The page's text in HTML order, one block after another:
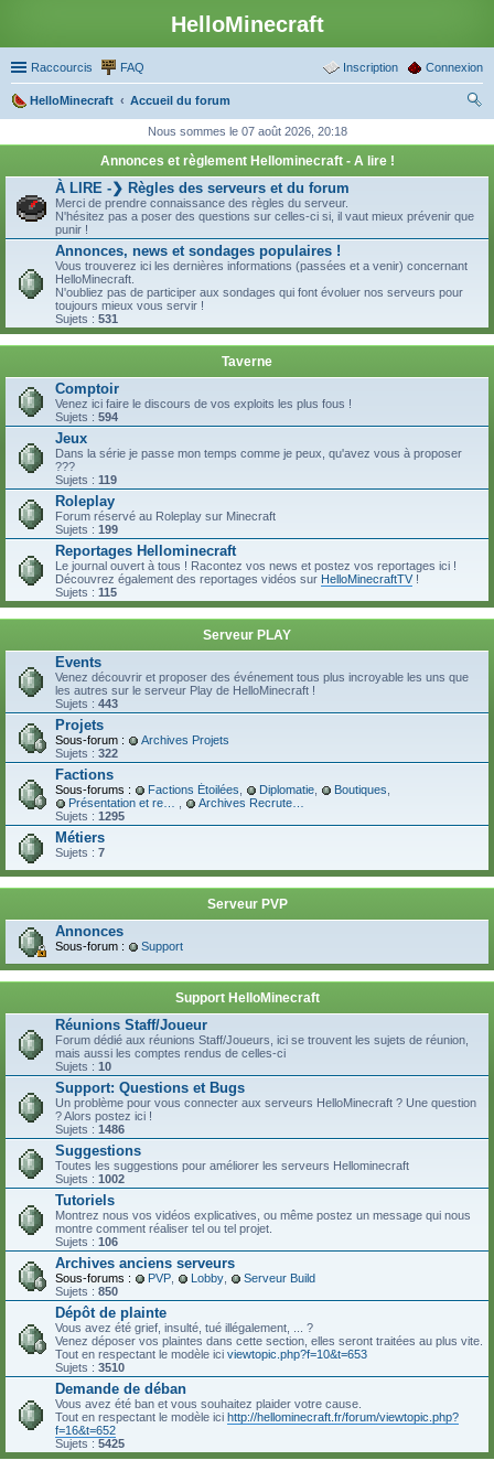
HelloMinecraft
Raccourcis FAQ Connexion
Inscription
HelloMinecraft
Accueil du forum
ch
Nous sommes le 07 août 2026, 20:18
Annonces et règlement Hellominecraft - A lire !
À LIRE -❯ Règles des serveurs et du forum
Merci de prendre connaissance des règles du serveur.
N'hésitez pas a poser des questions sur celles-ci si, il vaut mieux prévenir que
punir !
Annonces, news et sondages populaires !
Vous trouverez ici les dernières informations (passées et a venir) concernant
HelloMinecraft.
N'oubliez pas de participer aux sondages qui font évoluer nos serveurs pour
toujours mieux vous servir !
Sujets : 531
Taverne
Comptoir
Venez ici faire le discours de vos exploits les plus fous !
Sujets : 594
Jeux
Dans la série je passe mon temps comme je peux, qu'avez vous à proposer
???
Sujets : 119
Roleplay
Forum réservé au Roleplay sur Minecraft
Sujets : 199
Reportages Hellominecraft
Le journal ouvert à tous ! Racontez vos news et postez vos reportages ici !
Découvrez également des reportages vidéos sur HelloMinecraftTV!
Sujets : 115
Serveur PLAY
Events
Venez découvrir et proposer des événement tous plus incroyable les uns que
les autres sur le serveur Play de HelloMinecraft !
Sujets : 443
Projets
Sous-forum :
Archives Projets
Sujets : 322
Factions
Sous-forums : Factions Étoilées Diplomatie Boutiques
Sujets : 1295
Métiers
Sujets : 7
Serveur PVP
Annonces
Sous-forum : Support
Support HelloMinecraft
Réunions Staff/Joueur
Forum dédié aux réunions Staff/Joueurs, ici se trouvent les sujets de réunion,
mais aussi les comptes rendus de celles-ci
Sujets : 10
Support: Questions et Bugs
Un problème pour vous connecter aux serveurs HelloMinecraft ? Une question
? Alors postez ici !
Sujets : 1486
Suggestions
Toutes les suggestions pour améliorer les serveurs Hellominecraft
Sujets : 1002
Tutoriels
Montrez nous vos vidéos explicatives, ou même postez un message qui nous
montre comment réaliser tel ou tel projet.
Sujets : 106
Archives anciens serveurs
Sous-forums : PVP Lobby
Serveur Build
Sujets : 850
Dépôt de plainte
Vous avez été grief, insulté, tué illégalement, ... ?
Venez déposer vos plaintes dans cette section, elles seront traitées au plus vite.
Tout en respectant le modèle ici viewtopic.php?f=10&t=653
Sujets : 3510
Demande de déban
Vous avez été ban et vous souhaitez plaider votre cause.
Tout en respectant le modèle ici http://hellominecraft.fr/forum/viewtopic.php?
f=16&t=652
Sujets : 5425